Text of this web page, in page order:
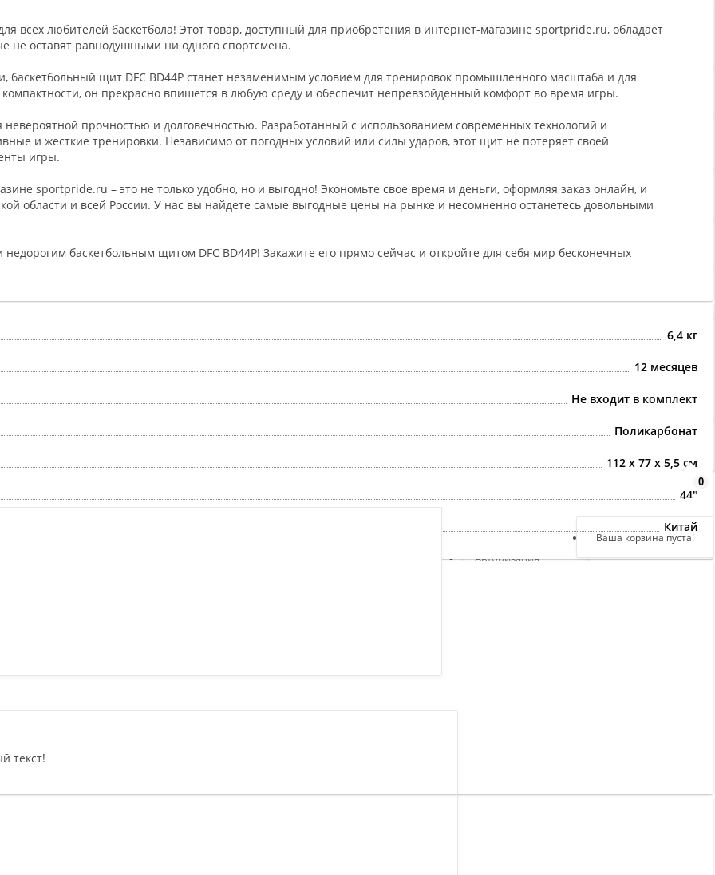
войдите в кабинет
Регистрация
Авторизация
0
Ваша корзина пуста!
всех любителей баскетбола! Этот товар, доступный для приобретения в интернет-магазине sportpride.ru, обладает
не оставят равнодушными ни одного спортсмена.
щит DFC BD44P станет незаменимым условием для тренировок промышленного масштаба и для
он прекрасно впишется в любую среду и обеспечит непревзойденный комфорт во время игры.
невероятной прочностью и долговечностью. Разработанный с использованием современных технологий и
и жесткие тренировки. Независимо от погодных условий или силы ударов, этот щит не потеряет своей
игры.
sportpride.ru – это не только удобно, но и выгодно! Экономьте свое время и деньги, оформляя заказ онлайн, и
области и всей России. У нас вы найдете самые выгодные цены на рынке и несомненно останетесь довольными
баскетбольным щитом DFC BD44P! Закажите его прямо сейчас и откройте для себя мир бесконечных
6,4 кг
12 месяцев
Не входит в комплект
Поликарбонат
112 х 77 х 5,5 см
44"
Китай
текст!